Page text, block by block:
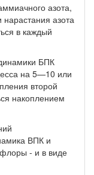
азота,
азота
в каждый
БПК
на 5—10 или
второй
накоплением
ВПК и
- и в виде